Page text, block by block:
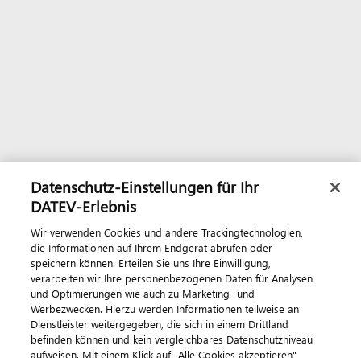
Datenschutz-Einstellungen für Ihr
DATEV-Erlebnis
Wir verwenden Cookies und andere Trackingtechnologien,
die Informationen auf Ihrem Endgerät abrufen oder
speichern können. Erteilen Sie uns Ihre Einwilligung,
verarbeiten wir Ihre personenbezogenen Daten für Analysen
und Optimierungen wie auch zu Marketing- und
Werbezwecken. Hierzu werden Informationen teilweise an
Dienstleister weitergegeben, die sich in einem Drittland
befinden können und kein vergleichbares Datenschutzniveau
aufweisen. Mit einem Klick auf „Alle Cookies akzeptieren"